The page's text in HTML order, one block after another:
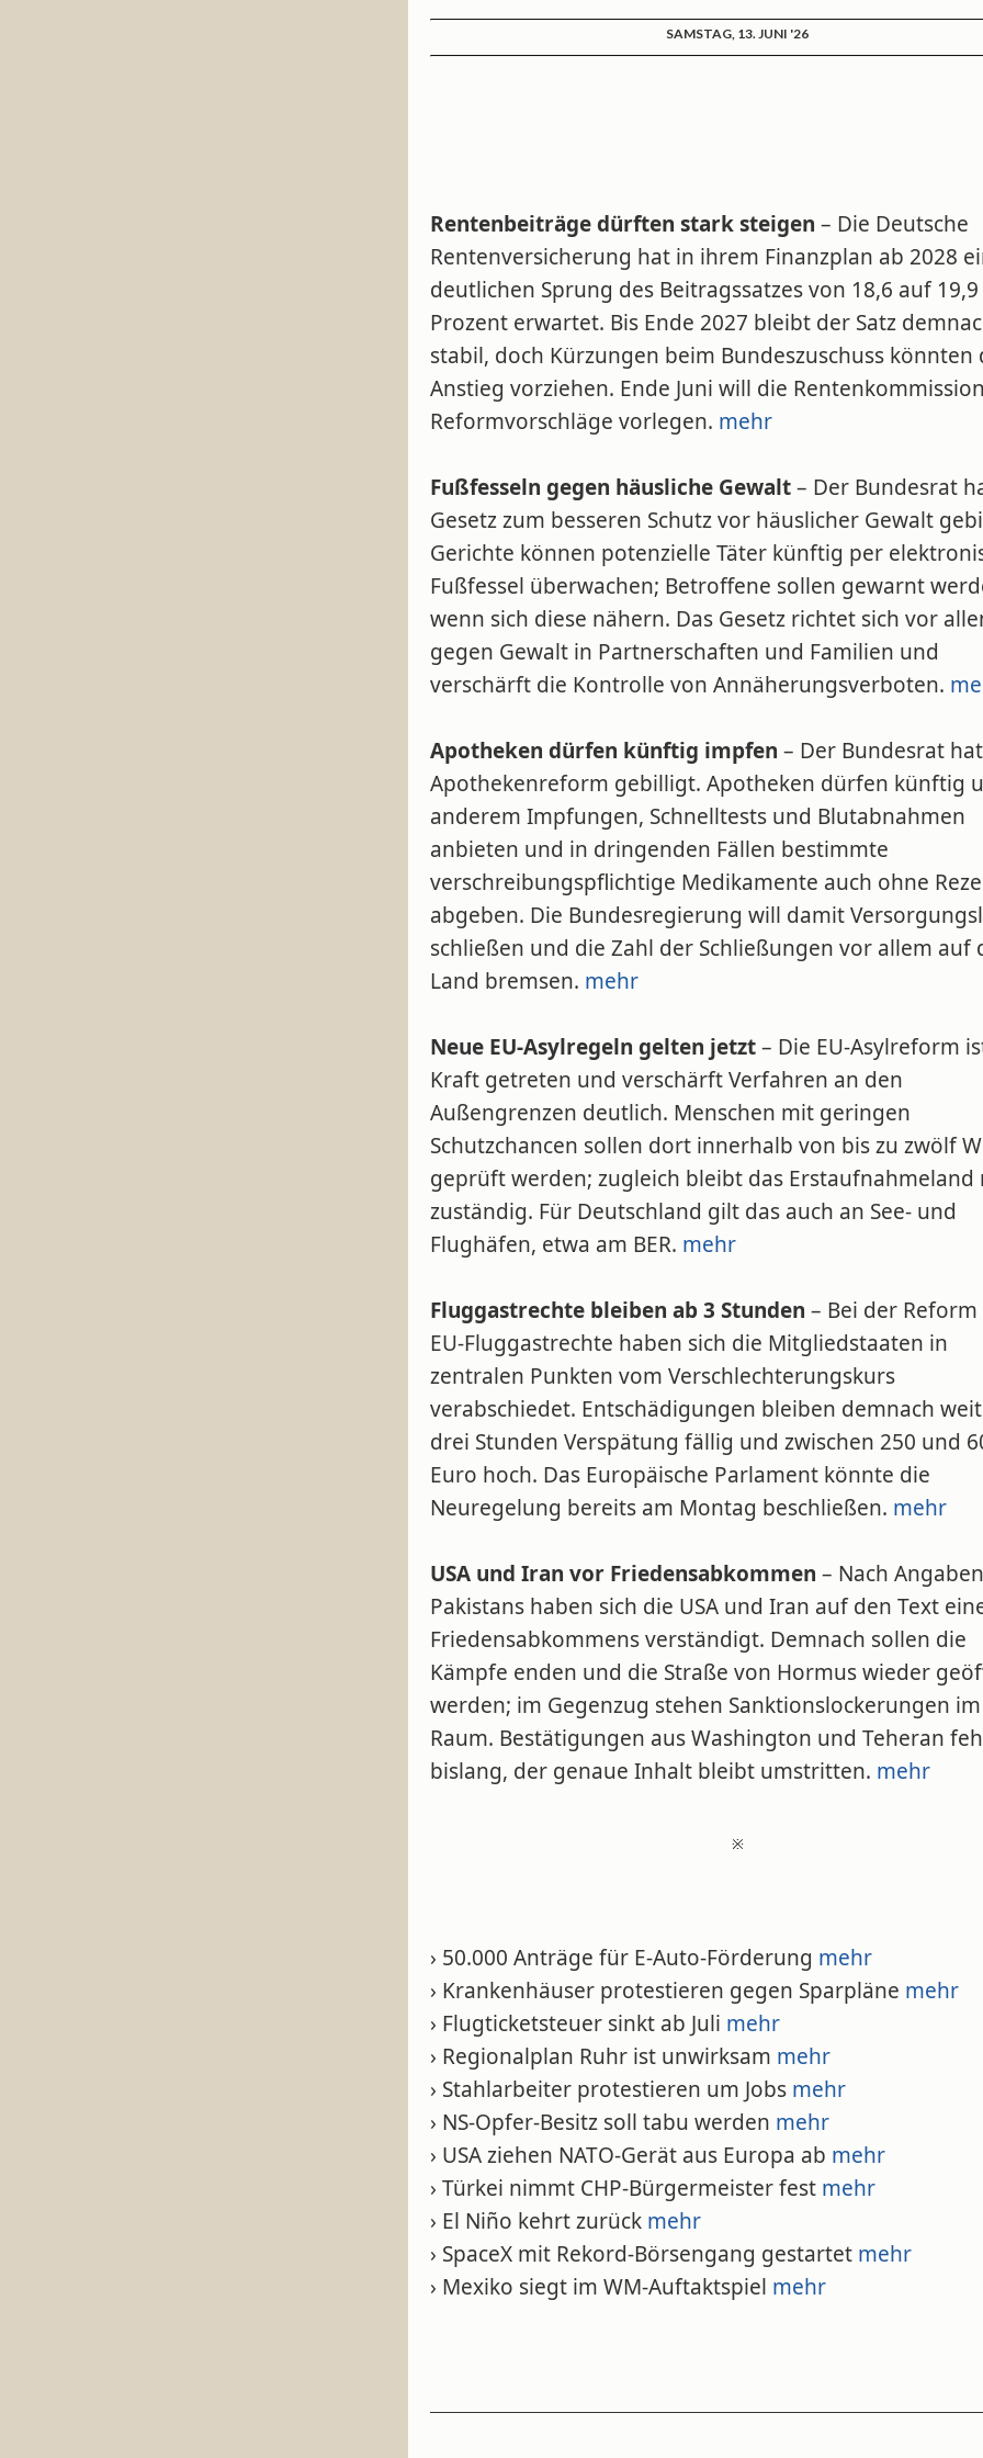
SAMSTAG, 13. JUNI '26
Rentenbeiträge dürften stark steigen – Die Deutsche
Rentenversicherung hat in ihrem Finanzplan ab 2028
deutlichen Sprung des Beitragssatzes von 18,6 auf 19,9
Prozent erwartet. Bis Ende 2027 bleibt der Satz
stabil, doch Kürzungen beim Bundeszuschuss könnten
Anstieg vorziehen. Ende Juni will die Rentenkommission
Reformvorschläge vorlegen. mehr
Fußfesseln gegen häusliche Gewalt– Der Bundesrat
Gesetz zum besseren Schutz vor häuslicher Gewalt
Gerichte können potenzielle Täter künftig per
Fußfessel überwachen; Betroffene sollen gewarnt
wenn sich diese nähern. Das Gesetz richtet sich vor
gegen Gewalt in Partnerschaften und Familien und
verschärft die Kontrolle von Annäherungsverboten.
Apotheken dürfen künftig impfen – Der Bundesrat
Apothekenreform gebilligt. Apotheken dürfen künftig
anderem Impfungen, Schnelltests und Blutabnahmen
anbieten und in dringenden Fällen bestimmte
verschreibungspflichtige Medikamente auch ohne
abgeben. Die Bundesregierung will damit
schließen und die Zahl der Schließungen vor allem auf
Land bremsen. mehr
Neue EU-Asylregeln gelten jetzt– Die EU-Asylreform
Kraft getreten und verschärft Verfahren an den
Außengrenzen deutlich. Menschen mit geringen
Schutzchancen sollen dort innerhalb von bis zu zwölf
geprüft werden; zugleich bleibt das Erstaufnahmeland
zuständig. Für Deutschland gilt das auch an See- und
Flughäfen, etwa am BER. mehr
Fluggastrechte bleiben ab 3 Stunden – Bei der
EU-Fluggastrechte haben sich die Mitgliedstaaten in
zentralen Punkten vom Verschlechterungskurs
verabschiedet. Entschädigungen bleiben demnach
drei Stunden Verspätung fällig und zwischen 250 und
Euro hoch. Das Europäische Parlament könnte die
Neuregelung bereits am Montag beschließen. mehr
USA und Iran vor Friedensabkommen – Nach Angaben
Pakistans haben sich die USA und Iran auf den Text
Friedensabkommens verständigt. Demnach sollen die
Kämpfe enden und die Straße von Hormus wieder
werden; im Gegenzug stehen Sanktionslockerungen im
Raum. Bestätigungen aus Washington und Teheran
bislang, der genaue Inhalt bleibt umstritten. mehr
※
› 50.000 Anträge für E-Auto-Förderung mehr
› Krankenhäuser protestieren gegen Sparpläne mehr
› Flugticketsteuer sinkt ab Juli mehr
› Regionalplan Ruhr ist unwirksam mehr
› Stahlarbeiter protestieren um Jobs mehr
› NS-Opfer-Besitz soll tabu werden mehr
› USA ziehen NATO-Gerät aus Europa ab mehr
› Türkei nimmt CHP-Bürgermeister fest mehr
› El Niño kehrt zurück mehr
› SpaceX mit Rekord-Börsengang gestartet mehr
› Mexiko siegt im WM-Auftaktspiel mehr